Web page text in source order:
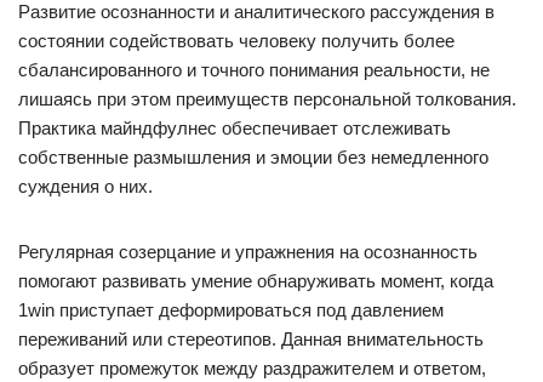
Развитие осознанности и аналитического рассуждения в
состоянии содействовать человеку получить более
сбалансированного и точного понимания реальности, не
лишаясь при этом преимуществ персональной толкования.
Практика майндфулнес обеспечивает отслеживать
собственные размышления и эмоции без немедленного
суждения о них.
Регулярная созерцание и упражнения на осознанность
помогают развивать умение обнаруживать момент, когда
1win приступает деформироваться под давлением
переживаний или стереотипов. Данная внимательность
образует промежуток между раздражителем и ответом,